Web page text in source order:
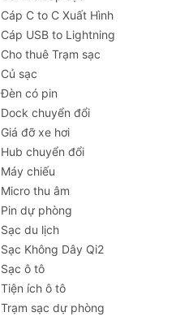
Cáp C to C Xuất Hình
Cáp USB to Lightning
Cho thuê Trạm sạc
Củ sạc
Đèn có pin
Dock chuyển đổi
Giá đỡ xe hơi
Hub chuyển đổi
Máy chiếu
Micro thu âm
Pin dự phòng
Sạc du lịch
Sạc Không Dây Qi2
Sạc ô tô
Tiện ích ô tô
Trạm sạc dự phòng